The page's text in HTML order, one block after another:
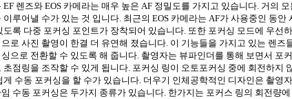
EF 렌즈와 EOS 카메라는 매우 높은 AF 정밀도를 가지고 있습니다. 거의
이루어낼 수가 있는 것 입니다. 최근의 EOS 카메라는 AF가 사용중인 동안
도록 다중 포커싱 포인트가 장착되어 있습니다. 또한 포커싱 모드에 우선
로 사진 촬영이 한결 더 유연해 졌습니다. 이 기능들을 가지고 있는 렌즈
으로 전환할 수 있도록 해 줍니다. 촬영자는 뷰파인더를 통해 보면서 포
초점링을 조작할 수 있게 됩니다. 포커싱 링이 오토포커싱 중에 회전하지
게 수동 포커싱을 할 수가 있습니다. 더우기 인체공학적인 디자인은 촬영
수동 포커싱은 두가지 종류가 있습니다. 한가지는 포커스 링의 회전량